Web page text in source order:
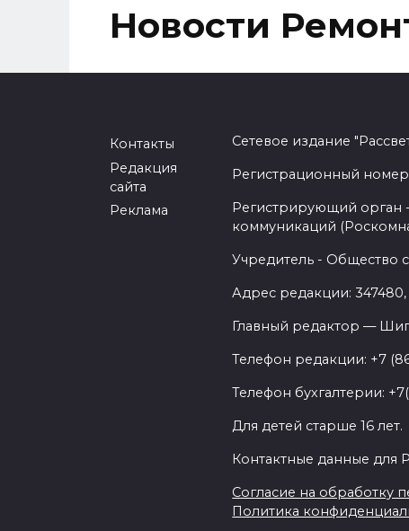
записям
Новости
Контакты
Редакция
сайта
Реклама
Сетевое издание
Регистрационный номер
Регистрирующий орган
коммуникаций
Учредитель - Общество
Адрес редакции:
Главный редактор —
Телефон редакции: +7
Телефон бухгалтерии:
Для детей старше 16 лет.
Контактные данные для
Согласие на обработку
Политика